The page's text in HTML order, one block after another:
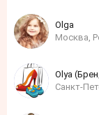
Olga
Москва,
Olya
Санкт-